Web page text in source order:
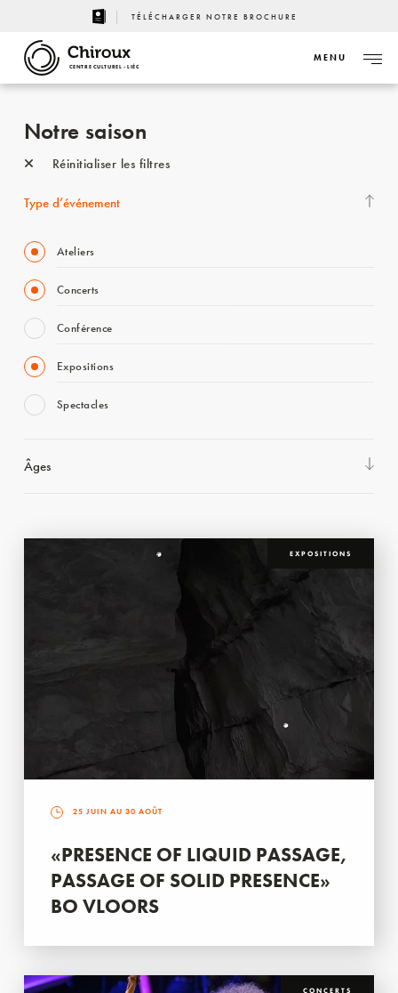
TÉLÉCHARGER NOTRE BROCHURE
CENTRE CULTUREL - LIÈGE
MENU
Notre saison
Réinitialiser les filtres
Type d’événement
Ateliers
Concerts
Conférence
Expositions
Spectacles
Âges
EXPOSITIONS
25 JUIN AU 30 AOÛT
«PRESENCE OF LIQUID PASSAGE,
PASSAGE OF SOLID PRESENCE»
BO VLOORS
CONCERTS